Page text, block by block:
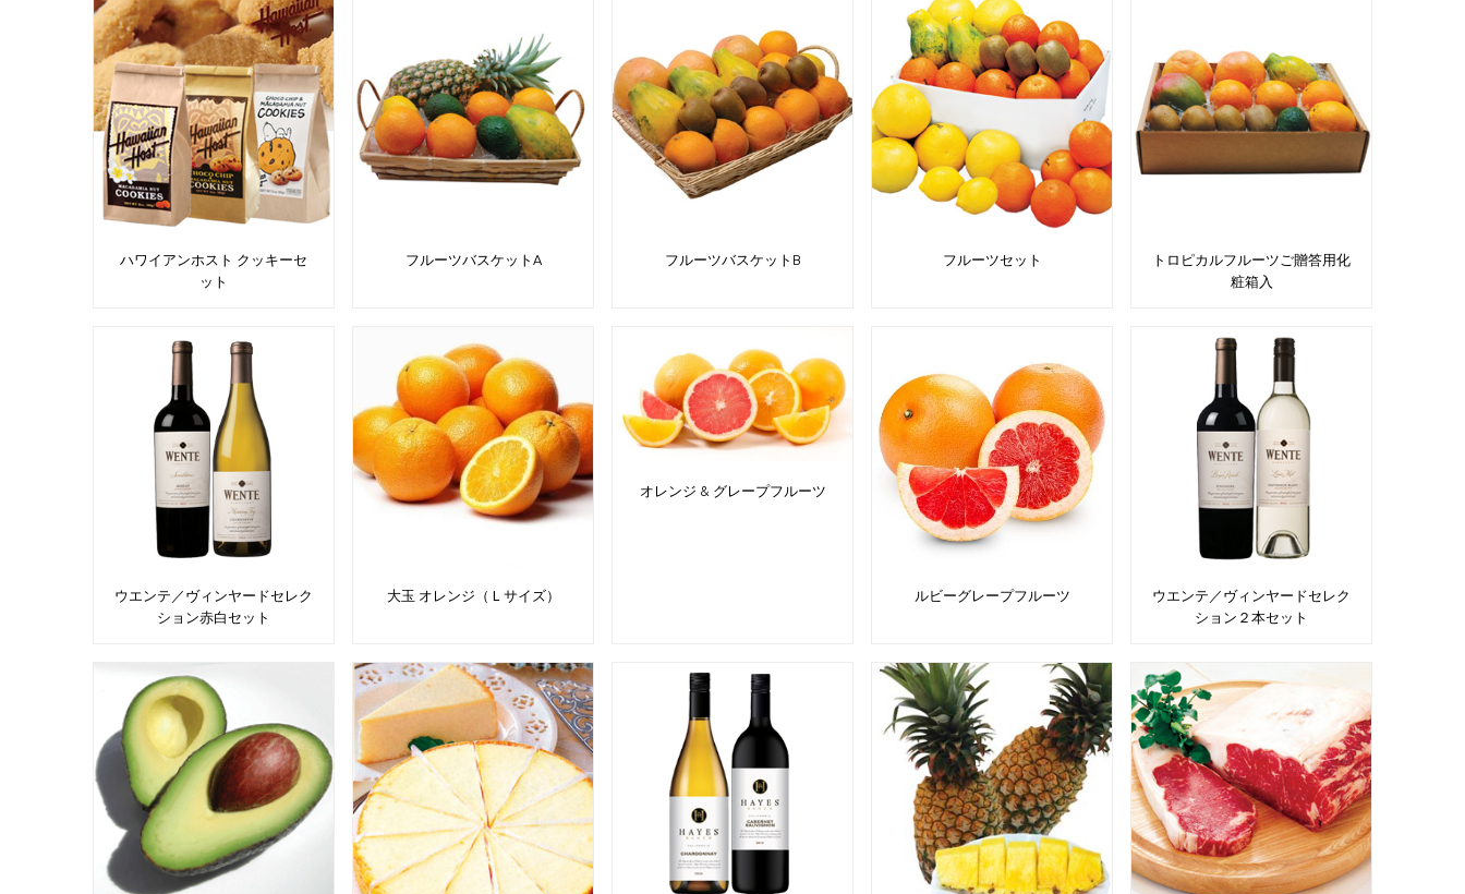
ハワイアンホスト クッキーセ
ット
フルーツバスケットA フルーツバスケットB フルーツセット
トロピカルフルーツご贈答用化
粧箱入
ウエンテ／ヴィンヤードセレク
ション赤白セット
大玉 オレンジ（Ｌサイズ）
オレンジ & グレープフルーツ
ルビーグレープフルーツ
ウエンテ／ヴィンヤードセレク
ション２本セット